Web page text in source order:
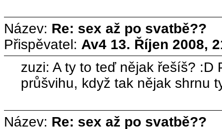
Název: Re: sex až po svatbě??
Přispěvatel: Av4 13. Říjen 2008,
zuzi: A ty to teď nějak řešíš? :D
průšvihu, když tak nějak shrnu
Název: Re: sex až po svatbě??